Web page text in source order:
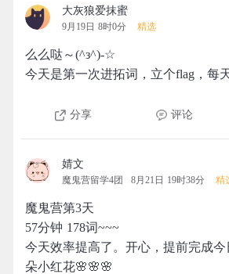
大灰狼爱抹蜜
9月19日 8时0分 精选
么么哒～(^з^)-☆
今天是第一次进拓词，立个flag，每
分享 评论
婧文
魔鬼营留学4团 8月21日 19时38分 精
魔鬼营第3天
57分钟 178词~~~
今天效率提高了。开心，提前完成
朵小红花🌸🌸🌸